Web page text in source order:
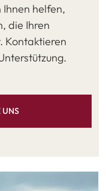
Ihnen helfen,
die Ihren
Kontaktieren
UNS